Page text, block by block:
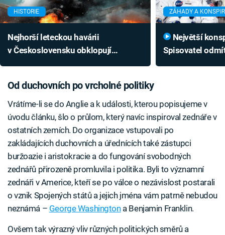
HISTORIE
Nejhorší leteckou havárii
v Československu obklopují
ZÁHADY A
Spisovatel
Od duchovních po vrcholné politiky
Vrátíme-li se do Anglie a k události, kterou popisujeme v
úvodu článku, šlo o průlom, který navíc inspiroval zednáře v
ostatních zemích. Do organizace vstupovali po
zakládajících duchovních a úřednících také zástupci
buržoazie i aristokracie a do fungování svobodných
zednářů přirozeně promluvila i politika. Byli to významní
zednáři v Americe, kteří se po válce o nezávislost postarali
o vznik Spojených států a jejich jména vám patrně nebudou
neznámá – George Washingtona Benjamin Franklin.
Ovšem tak výrazný vliv různých politických směrů a